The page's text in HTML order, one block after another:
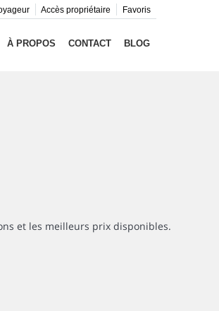
Favoris
Accès propriétaire
À PROPOS CONTACT BLOG
et les meilleurs prix disponibles.